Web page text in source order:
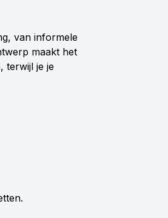
van informele
maakt het
terwijl je je